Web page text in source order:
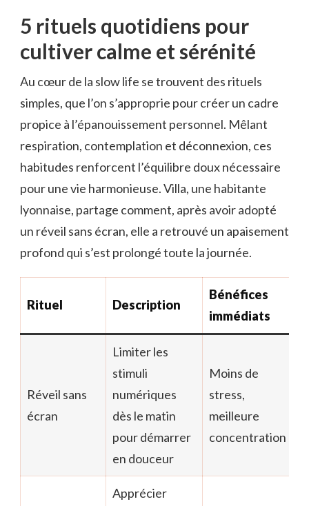
5 rituels quotidiens pour
cultiver calme et sérénité
Au cœur de la slow life se trouvent des rituels
simples, que l’on s’approprie pour créer un cadre
propice à l’épanouissement personnel. Mêlant
respiration, contemplation et déconnexion, ces
habitudes renforcent l’équilibre doux nécessaire
pour une vie harmonieuse. Villa, une habitante
lyonnaise, partage comment, après avoir adopté
un réveil sans écran, elle a retrouvé un apaisement
profond qui s’est prolongé toute la journée.
Rituel Description
Bénéfices
immédiats
Réveil sans
écran
Limiter les
stimuli
numériques
dès le matin
pour démarrer
en douceur
Moins de
stress,
meilleure
concentration
Apprécier